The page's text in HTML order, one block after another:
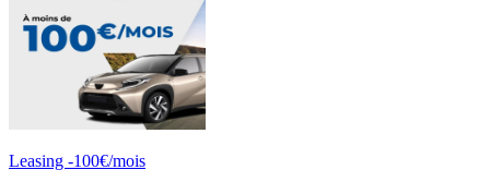
Leasing -100€/mois